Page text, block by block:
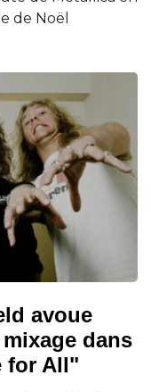
de Noël
avoue
dans
for All"